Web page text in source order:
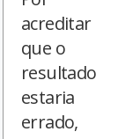
acreditar
que o
resultado
estaria
errado,